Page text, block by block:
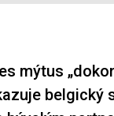
mýtus
belgický